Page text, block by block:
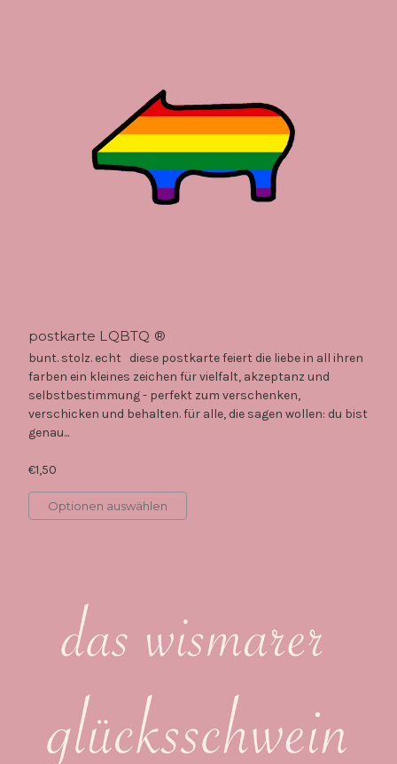
postkarte LQBTQ ®
bunt. stolz. echt diese postkarte feiert die liebe in all ihren
farben ein kleines zeichen für vielfalt, akzeptanz und
selbstbestimmung - perfekt zum verschenken,
verschicken und behalten. für alle, die sagen wollen: du bist
genau...
€1,50
Optionen auswählen